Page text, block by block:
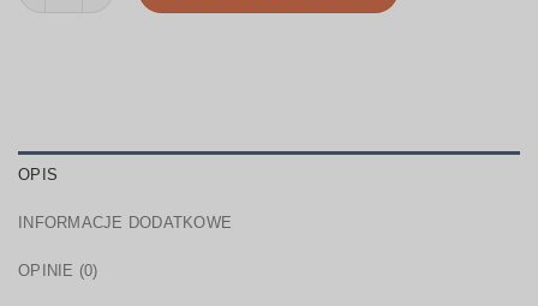
OPIS
INFORMACJE DODATKOWE
OPINIE (0)